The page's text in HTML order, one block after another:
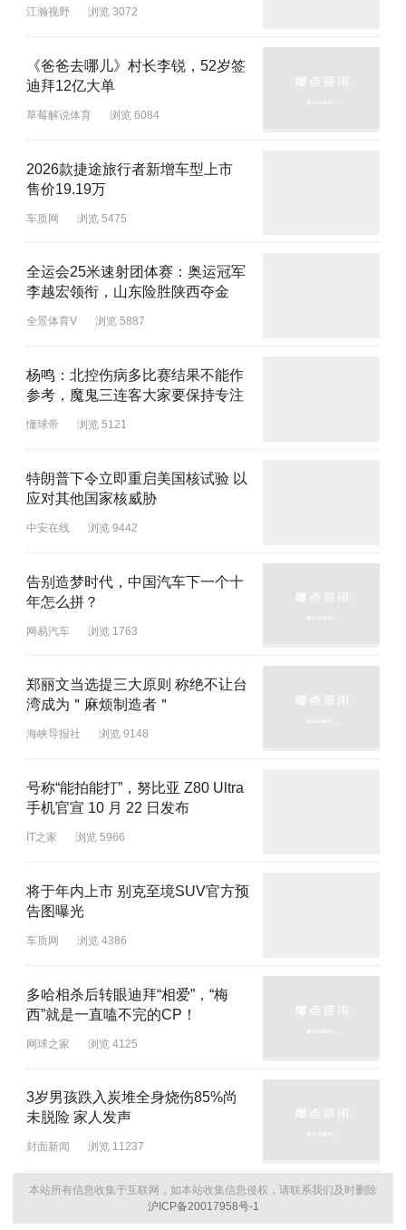
江瀚视野 浏览 3072
《爸爸去哪儿》村长李锐，52岁签
迪拜12亿大单
草莓解说体育 浏览 6084
2026款捷途旅行者新增车型上市
售价19.19万
车质网 浏览 5475
全运会25米速射团体赛：奥运冠军
李越宏领衔，山东险胜陕西夺金
全景体育V 浏览 5887
杨鸣：北控伤病多比赛结果不能作
参考，魔鬼三连客大家要保持专注
懂球帝 浏览 5121
特朗普下令立即重启美国核试验 以
应对其他国家核威胁
中安在线 浏览 9442
告别造梦时代，中国汽车下一个十
年怎么拼？
网易汽车 浏览 1763
郑丽文当选提三大原则 称绝不让台
湾成为＂麻烦制造者＂
海峡导报社 浏览 9148
号称“能拍能打”，努比亚 Z80 Ultra
手机官宣 10 月 22 日发布
IT之家 浏览 5966
将于年内上市 别克至境SUV官方预
告图曝光
车质网 浏览 4386
多哈相杀后转眼迪拜“相爱”，“梅
西”就是一直嗑不完的CP！
网球之家 浏览 4125
3岁男孩跌入炭堆全身烧伤85%尚
未脱险 家人发声
封面新闻 浏览 11237
本站所有信息收集于互联网，如本站收集信息侵权，请联系我们及时删除
沪ICP备20017958号-1